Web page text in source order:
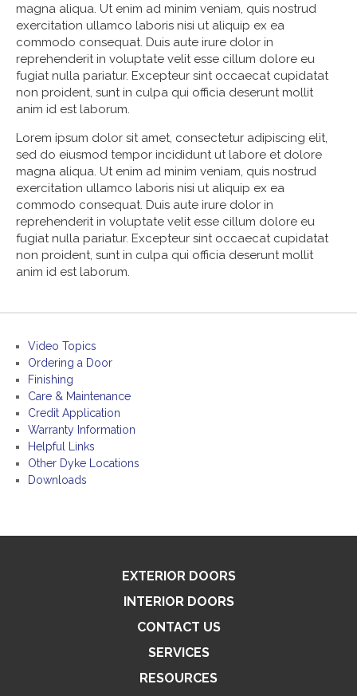
magna aliqua. Ut enim ad minim veniam, quis nostrud
exercitation ullamco laboris nisi ut aliquip ex ea
commodo consequat. Duis aute irure dolor in
reprehenderit in voluptate velit esse cillum dolore eu
fugiat nulla pariatur. Excepteur sint occaecat cupidatat
non proident, sunt in culpa qui officia deserunt mollit
anim id est laborum.
Lorem ipsum dolor sit amet, consectetur adipiscing elit,
sed do eiusmod tempor incididunt ut labore et dolore
magna aliqua. Ut enim ad minim veniam, quis nostrud
exercitation ullamco laboris nisi ut aliquip ex ea
commodo consequat. Duis aute irure dolor in
reprehenderit in voluptate velit esse cillum dolore eu
fugiat nulla pariatur. Excepteur sint occaecat cupidatat
non proident, sunt in culpa qui officia deserunt mollit
anim id est laborum.
Video Topics
Ordering a Door
Finishing
Care & Maintenance
Credit Application
Warranty Information
Helpful Links
Other Dyke Locations
Downloads
EXTERIOR DOORS
INTERIOR DOORS
CONTACT US
SERVICES
RESOURCES